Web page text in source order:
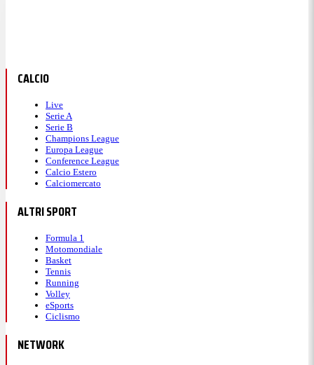
CALCIO
Live
Serie A
Serie B
Champions League
Europa League
Conference League
Calcio Estero
Calciomercato
ALTRI SPORT
Formula 1
Motomondiale
Basket
Tennis
Running
Volley
eSports
Ciclismo
NETWORK